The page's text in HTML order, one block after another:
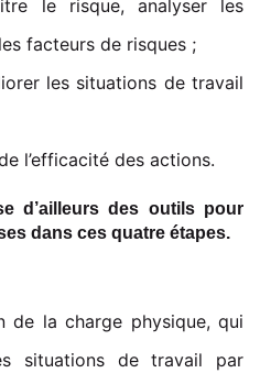
le risque, analyser les
facteurs de risques ;
les situations de travail
l’efficacité des actions.
d’ailleurs des outils pour
dans ces quatre étapes.
de la charge physique, qui
situations de travail par